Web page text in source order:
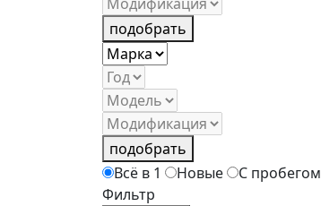
подобрать
подобрать
Всё в 1
Новые
С пробегом
Фильтр